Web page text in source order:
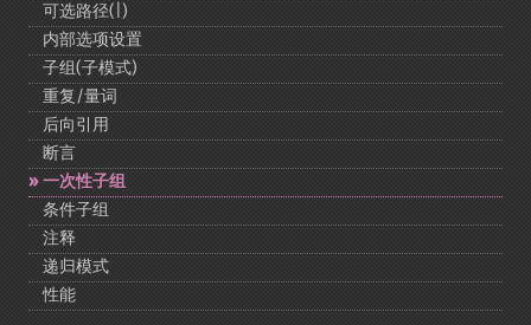
可选路径(|)
内部选项设置
子组(子模式)
重复/量词
后向引用
断言
一次性子组
条件子组
注释
递归模式
性能